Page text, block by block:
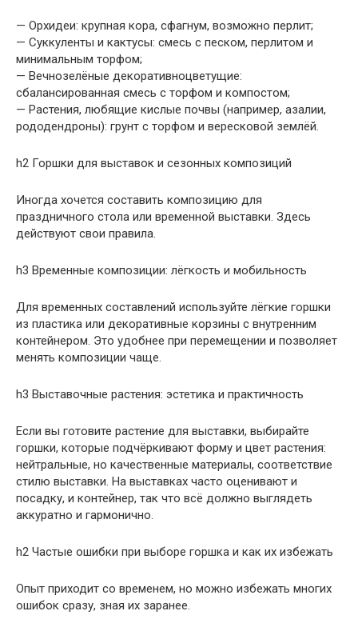
— Орхидеи: крупная кора, сфагнум, возможно перлит;
— Суккуленты и кактусы: смесь с песком, перлитом и
минимальным торфом;
— Вечнозелёные декоративноцветущие:
сбалансированная смесь с торфом и компостом;
— Растения, любящие кислые почвы (например, азалии,
рододендроны): грунт с торфом и вересковой землёй.
h2 Горшки для выставок и сезонных композиций
Иногда хочется составить композицию для
праздничного стола или временной выставки. Здесь
действуют свои правила.
h3 Временные композиции: лёгкость и мобильность
Для временных составлений используйте лёгкие горшки
из пластика или декоративные корзины с внутренним
контейнером. Это удобнее при перемещении и позволяет
менять композиции чаще.
h3 Выставочные растения: эстетика и практичность
Если вы готовите растение для выставки, выбирайте
горшки, которые подчёркивают форму и цвет растения:
нейтральные, но качественные материалы, соответствие
стилю выставки. На выставках часто оценивают и
посадку, и контейнер, так что всё должно выглядеть
аккуратно и гармонично.
h2 Частые ошибки при выборе горшка и как их избежать
Опыт приходит со временем, но можно избежать многих
ошибок сразу, зная их заранее.